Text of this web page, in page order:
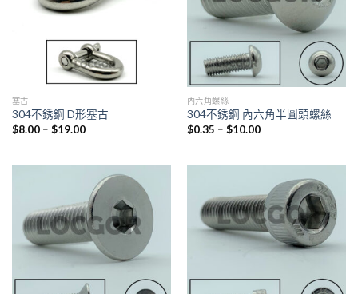
塞古
304不銹鋼 D形塞古
$8.00– $19.00
內六角螺絲
304不銹鋼 內六角半圓頭螺絲
$0.35 – $10.00